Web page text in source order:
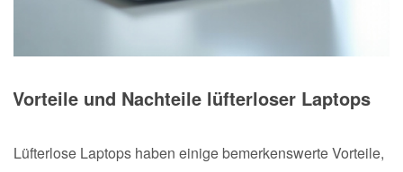
Vorteile und Nachteile lüfterloser Laptops
Lüfterlose Laptops haben einige bemerkenswerte Vorteile,